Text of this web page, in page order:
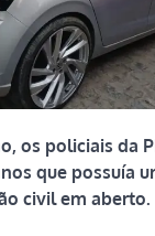
os policiais da
que possuía
civil em aberto.